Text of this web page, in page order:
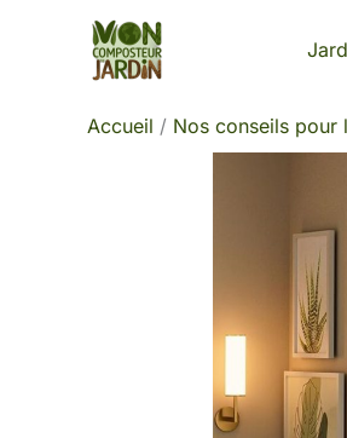
Accueil Nos conseils pour